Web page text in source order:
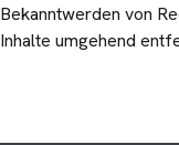
Bekanntwerden von
Inhalte umgehend